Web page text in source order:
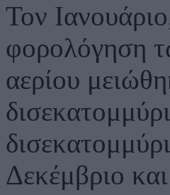
Τον
φορολόγηση
αερίου
Δεκέμβριο